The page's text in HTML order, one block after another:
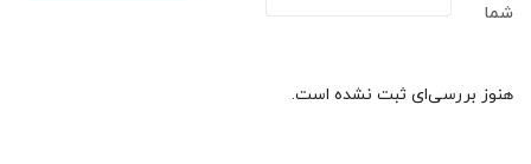
شما
هنوز بررسی‌ای ثبت نشده است.